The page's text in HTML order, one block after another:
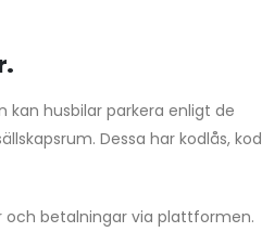
kan husbilar parkera enligt de
Dessa har kodlås, kod
och betalningar via plattformen.